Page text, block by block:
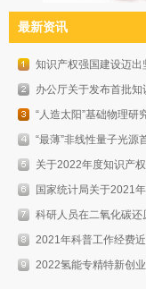
最新资讯
知识产权强国建设迈出
办公厅关于发布首批知
“人造太阳”基础物理研
“最薄”非线性量子光源
关于2022年度知识产
国家统计局关于2021
科研人员在二氧化碳还
2021年科普工作经费
2022氢能专精特新创